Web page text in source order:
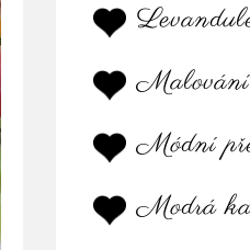
Malování
Módní
Modrá